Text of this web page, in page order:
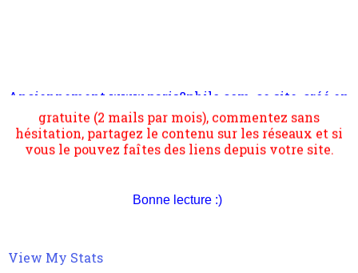
2006 lors du mouvement anti-CPE, a rendu compte de
l'actualité et de l'expérimentation à Paris 8. Il
s'occupe plus largement de rendre compte d'une
transformation dans les paradigmes philosophiques
suivant la pensée du Dehors ou du Surpli, omme la
quantique, résolvant la plupart des impasses
multiples facteurs et échelles. Ce site contient des
articles pour être apte à un plus grand nombre de
gratuite (2 mails par mois), commentez sans
hésitation, partagez le contenu sur les réseaux et si
vous le pouvez faîtes des liens depuis votre site.
Bonne lecture :)
View My Stats